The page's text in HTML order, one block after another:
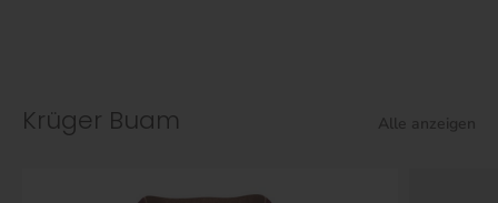
Krüger Buam Alle anzeigen